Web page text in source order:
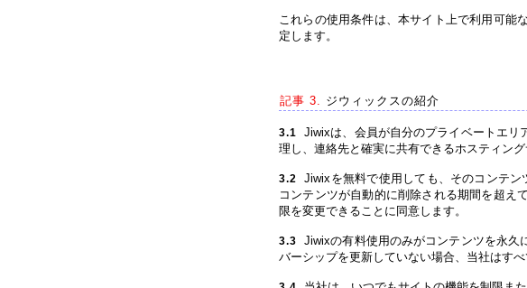
これらの使用条件は、本サイト上で利用可能
定します。
記事 3. ジウィックスの紹介
3.1
Jiwixは、会員が自分のプライベートエリ
理し、連絡先と確実に共有できるホスティング
3.2
Jiwixを無料で使用しても、そのコンテ
コンテンツが自動的に削除される期間を超え
限を変更できることに同意します。
3.3
Jiwixの有料使用のみがコンテンツを永久
バーシップを更新していない場合、当社はす